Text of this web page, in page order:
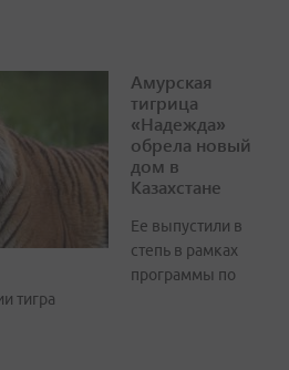
Амурская
тигрица
«Надежда»
обрела новый
дом в
Казахстане
Ее выпустили в
степь в рамках
программы по
тигра